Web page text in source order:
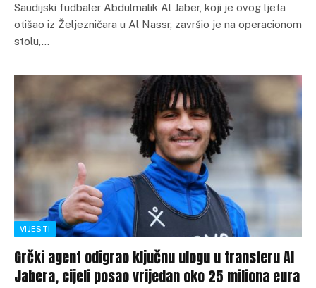
Saudijski fudbaler Abdulmalik Al Jaber, koji je ovog ljeta
otišao iz Željezničara u Al Nassr, završio je na operacionom
stolu,…
VIJESTI
Grčki agent odigrao ključnu ulogu u transferu Al
Jabera, cijeli posao vrijedan oko 25 miliona eura